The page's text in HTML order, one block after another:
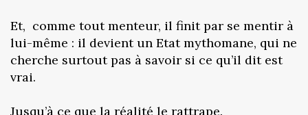
Et, comme tout menteur, il finit par se mentir à
lui-même : il devient un Etat mythomane, qui ne
cherche surtout pas à savoir si ce qu’il dit est
vrai.
Jusqu’à ce que la réalité le rattrape.